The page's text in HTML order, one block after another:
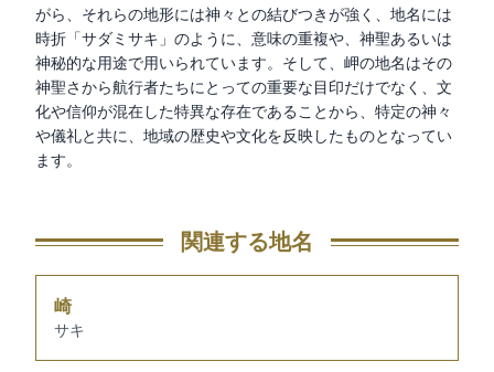
がら、それらの地形には神々との結びつきが強く、地名には
時折「サダミサキ」のように、意味の重複や、神聖あるいは
神秘的な用途で用いられています。そして、岬の地名はその
神聖さから航行者たちにとっての重要な目印だけでなく、文
化や信仰が混在した特異な存在であることから、特定の神々
や儀礼と共に、地域の歴史や文化を反映したものとなってい
ます。
関連する地名
崎
サキ